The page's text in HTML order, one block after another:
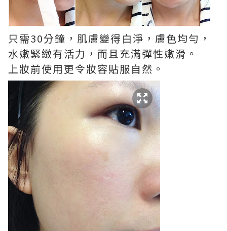
只需30分鐘，肌膚變得白淨，膚色均勻，
水嫩緊緻有活力，而且充滿彈性嫩滑。
上妝前使用更令妝容貼服自然。